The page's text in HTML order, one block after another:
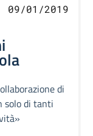
09/01/2019
di
solo di tanti